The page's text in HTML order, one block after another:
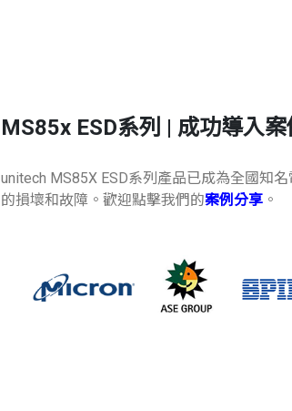
MS85x ESD系列 | 成功導入案
unitech MS85X ESD系列產品已成為全國知
的損壞和故障。歡迎點擊我們的案例分享